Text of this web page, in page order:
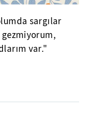
sargılar
var."